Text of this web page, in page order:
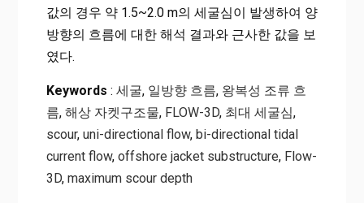
값의 경우 약 1.5~2.0 m의 세굴심이 발생하여 양
방향의 흐름에 대한 해석 결과와 근사한 값을 보
였다.
Keywords : 세굴, 일방향 흐름, 왕복성 조류 흐
름, 해상 자켓구조물, FLOW-3D, 최대 세굴심,
scour, uni-directional flow, bi-directional tidal
current flow, offshore jacket substructure, Flow-
3D, maximum scour depth